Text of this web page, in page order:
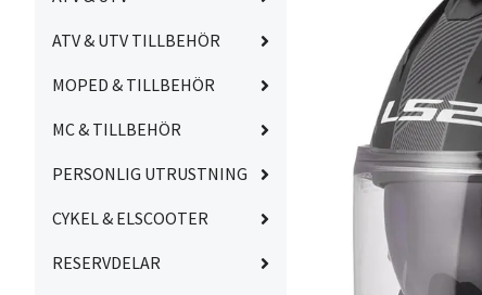
ATV & UTV TILLBEHÖR
MOPED & TILLBEHÖR
MC & TILLBEHÖR
PERSONLIG UTRUSTNING
CYKEL & ELSCOOTER
RESERVDELAR